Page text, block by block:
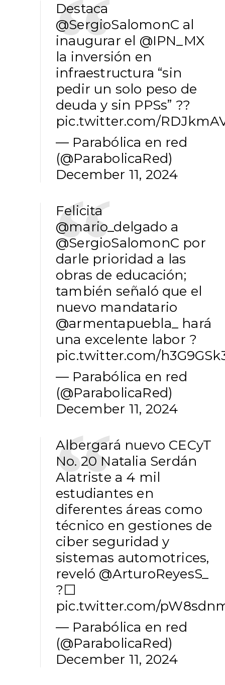
Destaca
@SergioSalomonC al
inaugurar el @IPN_MX
la inversión en
infraestructura “sin
pedir un solo peso de
deuda y sin PPSs” ??
pic.twitter.com/
— Parabólica en red
(@ParabolicaRed)
December 11, 2024
Felicita
@mario_delgado a
@SergioSalomonC por
darle prioridad a las
obras de educación;
también señaló que el
nuevo mandatario
@armentapuebla_ hará
una excelente labor ?
pic.twitter.com/
— Parabólica en red
(@ParabolicaRed)
December 11, 2024
Albergará nuevo CECyT
No. 20 Natalia Serdán
Alatriste a 4 mil
estudiantes en
diferentes áreas como
técnico en gestiones de
ciber seguridad y
sistemas automotrices,
reveló @ArturoReyesS_
?⬜
pic.twitter.com/
— Parabólica en red
(@ParabolicaRed)
December 11, 2024